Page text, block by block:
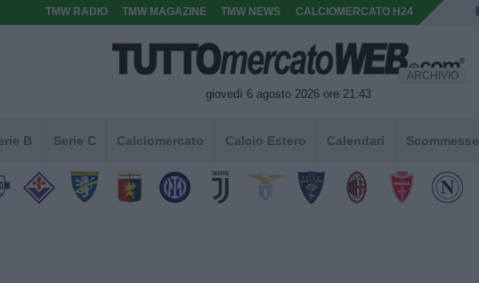
TMW RADIO TMW MAGAZINE TMW NEWS CALCIOMERCATO H24
giovedì 6 agosto 2026 ore 21:43
ARCHIVIO
B Serie C Calciomercato Calcio Estero Calendari Scommesse